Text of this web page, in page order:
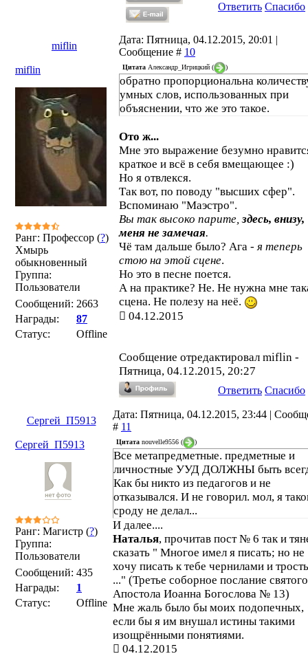
Ответить Спасибо
miflin
Дата: Пятница, 04.12.2015, 20:01 |
Сообщение # 10
miflin
Ранг: Профессор (?)
Хмырь
обыкновенный
Группа:
Пользователи
Сообщений: 2663
Награды:
87
Статус:
Offline
Цитата Александр_Игрицкий ( )
обратно пропорциональна
умных слов, использованных при
объяснении, что же это такое.
Ото ж...
Мне это выражение безумно
краткое и всё в себя вмещающее :)
Но я отвлекся.
Так вот, по поводу "высших сфер".
Вспоминаю "Маэстро".
Вы так высоко парите,здесь, внизу,
меня не замечая.
Чё там дальше было? Ага -я теперь
стою на этой сцене.
Но это в песне поется.
А на практике? Не. Не нужна мне
сцена. Не полезу на неё.
04.12.2015
Сообщение отредактировал miflin -
Пятница, 04.12.2015, 20:27
Ответить Спасибо
Сергей_П5913
Дата: Пятница, 04.12.2015, 23:44 |
# 11
Сергей_П5913
Ранг: Магистр (?)
Группа:
Пользователи
Сообщений: 435
Награды:
1
Статус:
Offline
Цитата nouvelle9556 ( )
Все метапредметные. предметные и
личностные УУД ДОЛЖНЫ быть
Как бы никто из педагогов и не
отказывался. И не говорил. мол, я
сроду не делал...
И далее....
Наталья, прочитав пост № 6 так и
сказать " Многое имел я писать; но не
хочу писать к тебе чернилами и
..." (Третье соборное послание святого
Апостола Иоанна Богослова № 13)
Мне жаль было бы моих подопечных,
если бы я им внушал истины такими
изощрёнными понятиями.
04.12.2015